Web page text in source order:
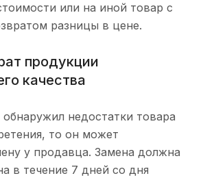
или на иной товар с
разницы в цене.
продукции
качества
обнаружил недостатки товара
то он может
у продавца. Замена должна
в течение 7 дней со дня